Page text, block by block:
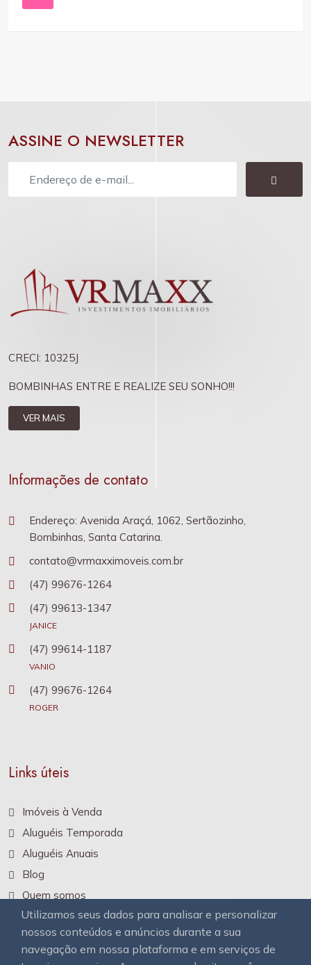
Utilizamos seus dados para analisar e personalizar
nossos conteúdos e anúncios durante a sua
navegação em nossa plataforma e em serviços de
ASSINE O NEWSLETTER
CRECI: 10325J
BOMBINHAS ENTRE E REALIZE SEU SONHO!!!
VER MAIS
Informações de contato
Endereço: Avenida Araçá, 1062, Sertãozinho,
Bombinhas, Santa Catarina.
contato@vrmaxximoveis.com.br
(47) 99676-1264
(47) 99613-1347
JANICE
(47) 99614-1187
VANIO
(47) 99676-1264
ROGER
Links úteis
Imóveis à Venda
Aluguéis Temporada
Aluguéis Anuais
Blog
Quem somos
Contato